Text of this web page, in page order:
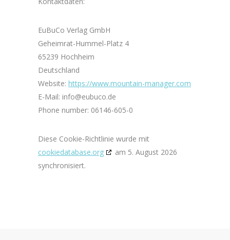
EuBuCo Verlag GmbH
Geheimrat-Hummel-Platz 4
65239 Hochheim
Deutschland
Website: https://www.mountain-manager.com
E-Mail: info@eubuco.de
Phone number: 06146-605-0
Diese Cookie-Richtlinie wurde mit
cookiedatabase.org
am 5. August 2026
synchronisiert.